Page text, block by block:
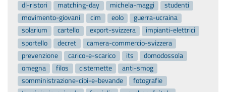
dl-ristori
matching-day michela-maggi
studenti
movimento-giovani
cim eolo
guerra-ucraina
solarium
cartello export-svizzera
impianti-elettrici
sportello
decret
camera-commercio-svizzera
prevenzione
carico-e-scarico its
domodossola
omegna
filos cisternette
anti-smog
somministrazione-cibi-e-bevande
fotografie